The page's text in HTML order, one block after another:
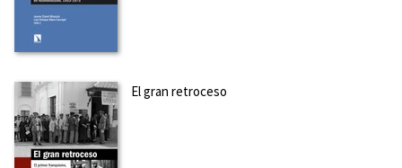
El gran retroceso